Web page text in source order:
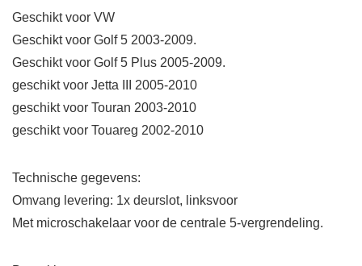
Geschikt voor VW
Geschikt voor Golf 5 2003-2009.
Geschikt voor Golf 5 Plus 2005-2009.
geschikt voor Jetta III 2005-2010
geschikt voor Touran 2003-2010
geschikt voor Touareg 2002-2010
Technische gegevens:
Omvang levering: 1x deurslot, linksvoor
Met microschakelaar voor de centrale 5-vergrendeling.